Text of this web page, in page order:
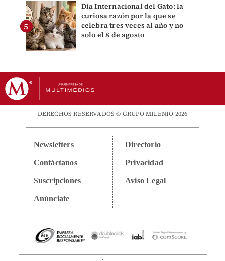
Día Internacional del Gato: la
curiosa razón por la que se
celebra tres veces al año y no
solo el 8 de agosto
DERECHOS RESERVADOS © GRUPO MILENIO 2026
Newsletters
Contáctanos
Suscripciones
Anúnciate
Directorio
Privacidad
Aviso Legal